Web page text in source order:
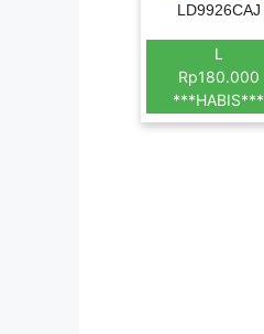
LD9926CAJ
L
Rp180.000
***HABIS***